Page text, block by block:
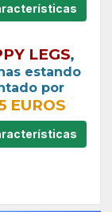
LEGS,
estando
por
EUROS